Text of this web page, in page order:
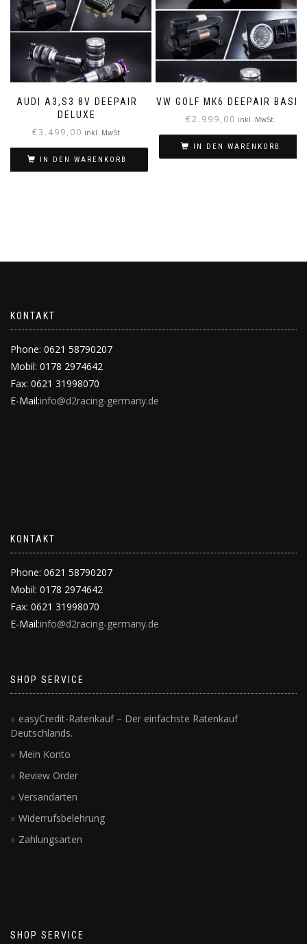
AUDI A3,S3 8V DEEPAIR
DELUXE
€3.499,00 inkl. MwSt.
IN DEN WARENKORB
VW GOLF MK6 DEEPAIR BASIC
€2.999,00 inkl. MwSt.
IN DEN WARENKORB
KONTAKT
Phone: 0621 58790207
Mobil: 0178 2974642
Fax: 0621 31998070
E-Mail:info@d2racing-germany.de
KONTAKT
Phone: 0621 58790207
Mobil: 0178 2974642
Fax: 0621 31998070
E-Mail:info@d2racing-germany.de
SHOP SERVICE
easyCredit-Ratenkauf – Der einfachste Ratenkauf
Deutschlands.
Mein Konto
Review Order
Versandarten
Widerrufsbelehrung
Zahlungsarten
SHOP SERVICE